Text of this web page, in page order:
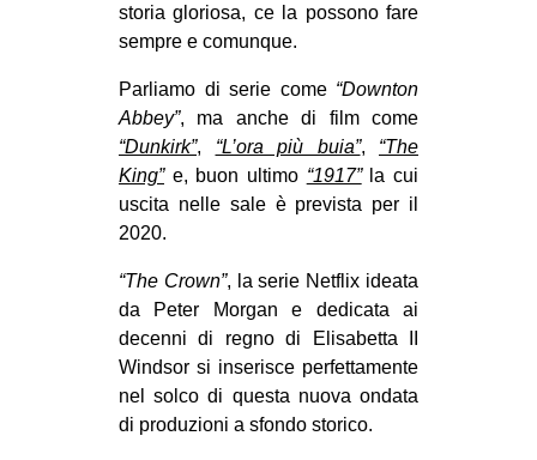
ANTIFASCISMO
MIGRAZIONI
PRECARIATO
CULTURE
ARTE
CINEMA
storia gloriosa, ce la possono fare
sempre e comunque.
Parliamo di serie come “Downton
Abbey”, ma anche di film come
“Dunkirk”, “L’ora più buia”, “The
King”e, buon ultimo “1917”la cui
uscita nelle sale è prevista per il
2020.
“The Crown”, la serie Netflix ideata
da Peter Morgan e dedicata ai
decenni di regno di Elisabetta II
Windsor si inserisce perfettamente
nel solco di questa nuova ondata
di produzioni a sfondo storico.